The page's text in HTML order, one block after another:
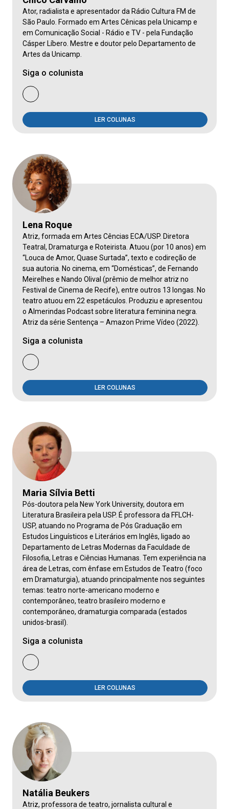
Ator, radialista e apresentador da Rádio Cultura FM de
São Paulo. Formado em Artes Cênicas pela Unicamp e
em Comunicação Social - Rádio e TV - pela Fundação
Cásper Líbero. Mestre e doutor pelo Departamento de
Artes da Unicamp.
Siga o colunista
LER COLUNAS
Lena Roque
Atriz, formada em Artes Cências ECA/USP. Diretora
Teatral, Dramaturga e Roteirista. Atuou (por 10 anos) em
“Louca de Amor, Quase Surtada”, texto e codireção de
sua autoria. No cinema, em “Domésticas”, de Fernando
Meirelhes e Nando Olival (prêmio de melhor atriz no
Festival de Cinema de Recife), entre outros 13 longas. No
teatro atuou em 22 espetáculos. Produziu e apresentou
o Almerindas Podcast sobre literatura feminina negra.
Atriz da série Sentença – Amazon Prime Vídeo (2022).
Siga a colunista
LER COLUNAS
Maria Sílvia Betti
Pós-doutora pela New York University, doutora em
Literatura Brasileira pela USP. É professora da FFLCH-
USP, atuando no Programa de Pós Graduação em
Estudos Linguísticos e Literários em Inglês, ligado ao
Departamento de Letras Modernas da Faculdade de
Filosofia, Letras e Ciências Humanas. Tem experiência na
área de Letras, com ênfase em Estudos de Teatro (foco
em Dramaturgia), atuando principalmente nos seguintes
temas: teatro norte-americano moderno e
contemporâneo, teatro brasileiro moderno e
contemporâneo, dramaturgia comparada (estados
unidos-brasil).
Siga a colunista
LER COLUNAS
Natália Beukers
Atriz, professora de teatro, jornalista cultural e